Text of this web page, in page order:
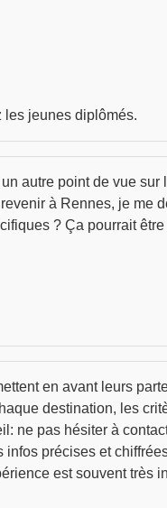
les jeunes diplômés.
autre point de vue sur
à Rennes, je me
? Ça pourrait
en avant leurs
destination, les
ne pas hésiter à
précises et
est souvent très